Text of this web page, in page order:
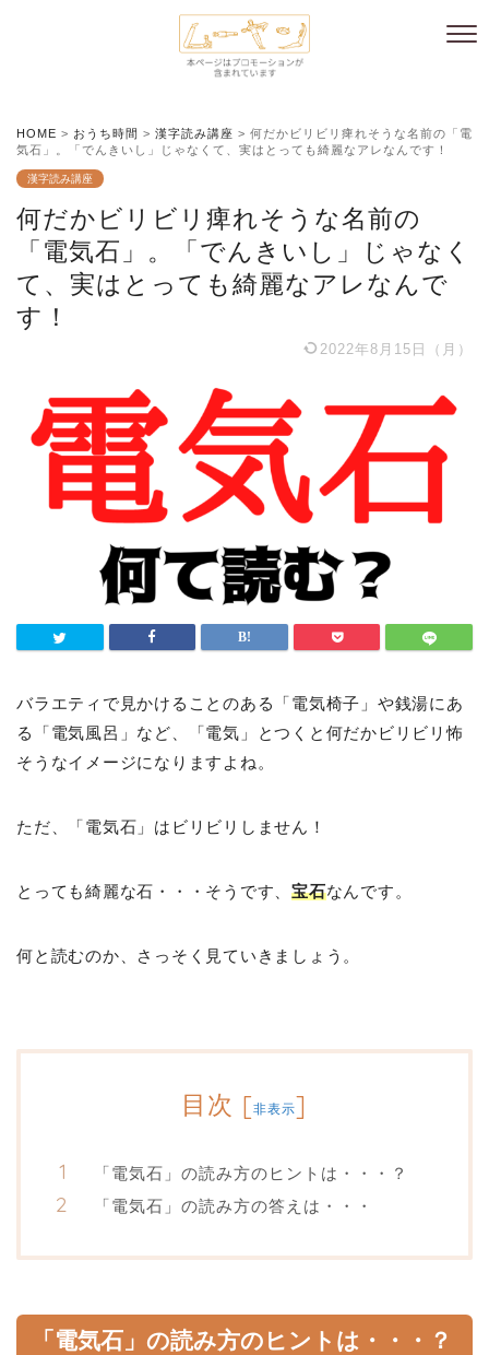
HOME > おうち時間 > 漢字読み講座 > 何だかビリビリ痺れそうな名前の「電
気石」。「でんきいし」じゃなくて、実はとっても綺麗なアレなんです！
漢字読み講座
何だかビリビリ痺れそうな名前の
「電気石」。「でんきいし」じゃなく
て、実はとっても綺麗なアレなんで
す！
2022年8月15日（月）
バラエティで見かけることのある「電気椅子」や銭湯にあ
る「電気風呂」など、「電気」とつくと何だかビリビリ怖
そうなイメージになりますよね。
ただ、「電気石」はビリビリしません！
とっても綺麗な石・・・そうです、宝石なんです。
何と読むのか、さっそく見ていきましょう。
目次 [非表示]
「電気石」の読み方のヒントは・・・？
「電気石」の読み方の答えは・・・
「電気石」の読み方のヒントは・・・？